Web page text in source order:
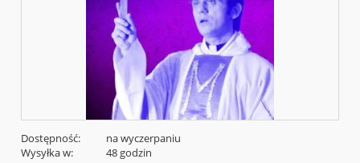
Dostępność:
na wyczerpaniu
Wysyłka w:
48 godzin